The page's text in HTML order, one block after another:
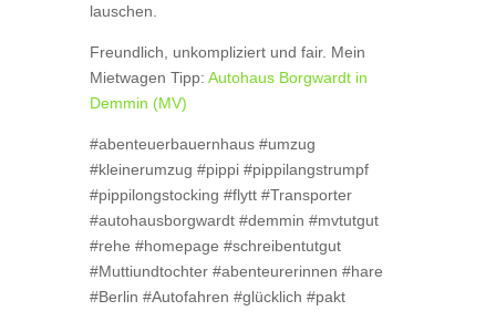
lauschen.
Freundlich, unkompliziert und fair. Mein
Mietwagen Tipp: Autohaus Borgwardt in
Demmin (MV)
#abenteuerbauernhaus #umzug
#kleinerumzug #pippi #pippilangstrumpf
#pippilongstocking #flytt #Transporter
#autohausborgwardt #demmin #mvtutgut
#rehe #homepage #schreibentutgut
#Muttiundtochter #abenteurerinnen #hare
#Berlin #Autofahren #glücklich #pakt